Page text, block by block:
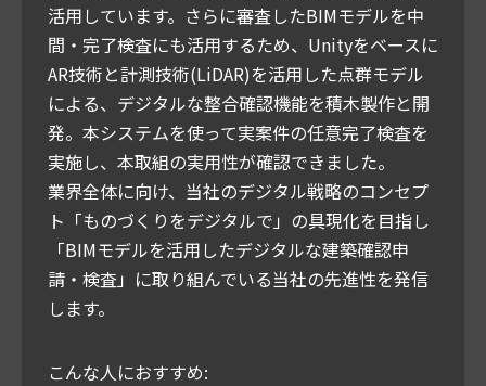
活用しています。さらに審査したBIMモデルを中
間・完了検査にも活用するため、Unityをベースに
AR技術と計測技術(LiDAR)を活用した点群モデル
による、デジタルな整合確認機能を積木製作と開
発。本システムを使って実案件の任意完了検査を
実施し、本取組の実用性が確認できました。
業界全体に向け、当社のデジタル戦略のコンセプ
ト「ものづくりをデジタルで」の具現化を目指し
「BIMモデルを活用したデジタルな建築確認申
請・検査」に取り組んでいる当社の先進性を発信
します。
こんな人におすすめ: